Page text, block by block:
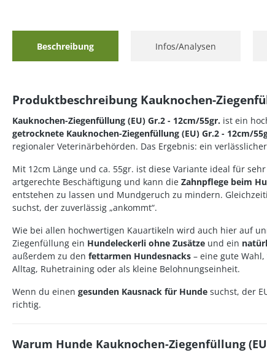
Beschreibung Infos/Analysen
Produktbeschreibung Kauknochen-
Kauknochen-Ziegenfüllung (EU) Gr.2 - 12cm/55gr. ist ein
getrocknete Kauknochen-Ziegenfüllung (EU) Gr.2 - 12cm/
regionaler Veterinärbehörden. Das Ergebnis: ein verlässlicher
Mit 12cm Länge und ca. 55gr. ist diese Variante ideal für
artgerechte Beschäftigung und kann die Zahnpflege beim
entstehen zu lassen und Mundgeruch zu mindern.
suchst, der zuverlässig „ankommt“.
Wie bei allen hochwertigen Kauartikeln wird auch hier auf
Ziegenfüllung ein Hundeleckerli ohne Zusätze und ein
außerdem zu den fettarmen Hundesnacks – eine gute
Alltag, Ruhetraining oder als kleine Belohnungseinheit.
Wenn du einen gesunden Kausnack für Hunde suchst, der
richtig.
Warum Hunde Kauknochen-Ziegenfüllung